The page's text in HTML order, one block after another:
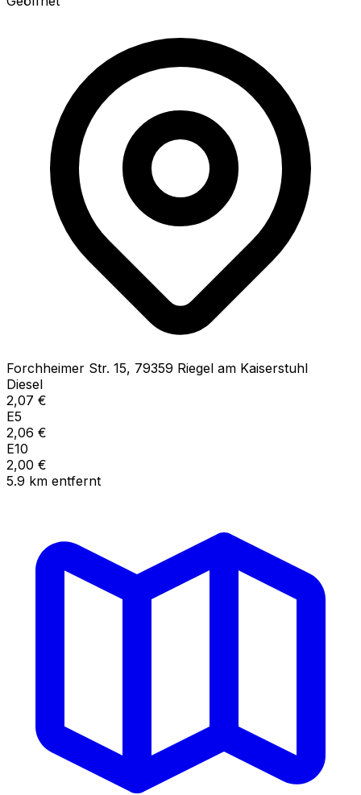
Forchheimer Str. 15, 79359 Riegel am Kaiserstuhl
Diesel
2,07 €
E5
2,06 €
E10
2,00 €
5.9 km entfernt